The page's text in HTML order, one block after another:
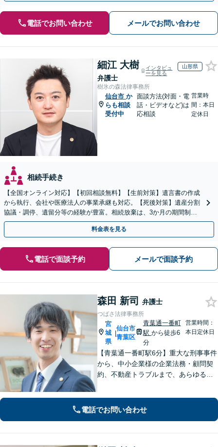
電話でお問い合わせ メールでお問い合わせ
細江 大樹
弁護士
インタビュ
ーを見る
山形県
樹氷の森法律事務所
仙台市 か
らも相談
受付中
面談方法(対面・電
話・ビデオなど)は
応相談
営業時
間：本日
定休日
相続手続き
【全国オンライン対応】【初回相談無料】【生前対策】遺言書の作成
から執行、会社や医療法人の事業承継も対応。【死後対策】遺産分割
協議・調停、遺留分等の経験が豊富。相続放棄は、3か月の期間制限
があるため、お早めにご相談ください。【無料駐車場あり】
料金表を見る
電話で面談予約 メールで面談予約
森田 新司 弁護士
つばさ法律事務所
宮
城
県
|
仙台市
青葉区
青葉通一番町
駅 から徒歩6
分
営業時間：
本日定休日
【青葉通一番町駅6分】重大な刑事事件
から、中小企業様の企業法務・顧問契
約、不動産トラブルまで、あらゆる法
もございます。一人で抱え込まず、ま
電話でお問い合わせ